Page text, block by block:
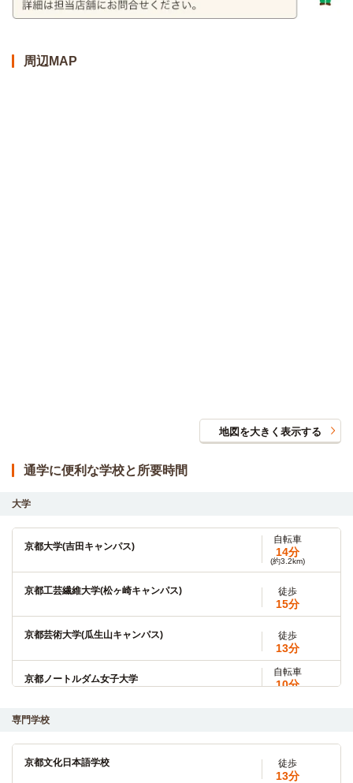
周辺MAP
地図を大きく表示する
通学に便利な学校と所要時間
大学
京都大学(吉田キャンパス)
自転車
14分
(約3.2km)
京都工芸繊維大学(松ヶ崎キャンパス) 徒歩
15分
京都芸術大学(瓜生山キャンパス) 徒歩
13分
京都ノートルダム女子大学
自転車
10分
自転車約10分（約2,400m)
自転車
(約2.5km)
専門学校
京都文化日本語学校 徒歩
13分